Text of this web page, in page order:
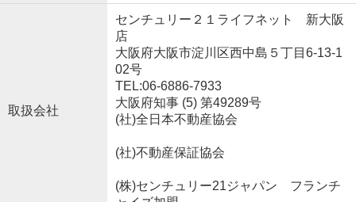
取扱会社
センチュリー２１ライフネット 新大阪
店
大阪府大阪市淀川区西中島５丁目6-13-1
02号
TEL:06-6886-7933
大阪府知事 (5) 第49289号
(社)全日本不動産協会
(社)不動産保証協会
(株)センチュリー21ジャパン フランチ